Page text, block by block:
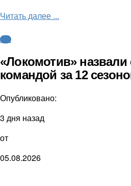
Читать далее ...
КХЛ
«Локомотив»
командой за 12
Опубликовано:
3 дня назад
от
05.08.2026